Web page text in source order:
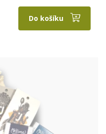
Do košíku